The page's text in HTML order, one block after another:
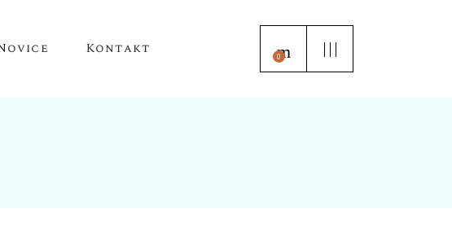
Kontakt 0